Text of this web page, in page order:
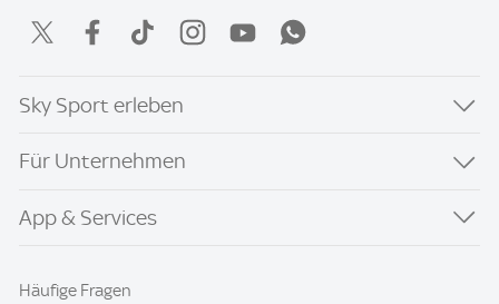
Sky Sport erleben
Für Unternehmen
App & Services
Häufige Fragen